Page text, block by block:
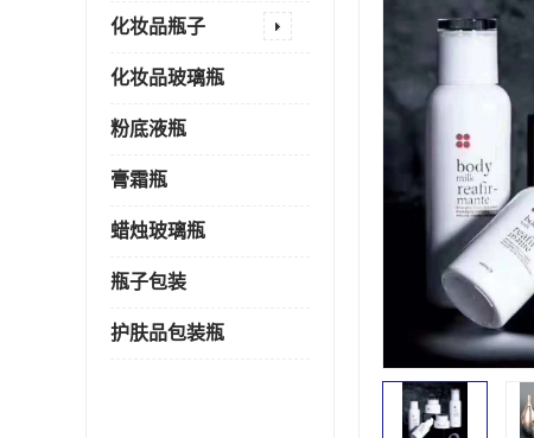
化妆品瓶子
化妆品玻璃瓶
粉底液瓶
膏霜瓶
蜡烛玻璃瓶
瓶子包装
护肤品包装瓶